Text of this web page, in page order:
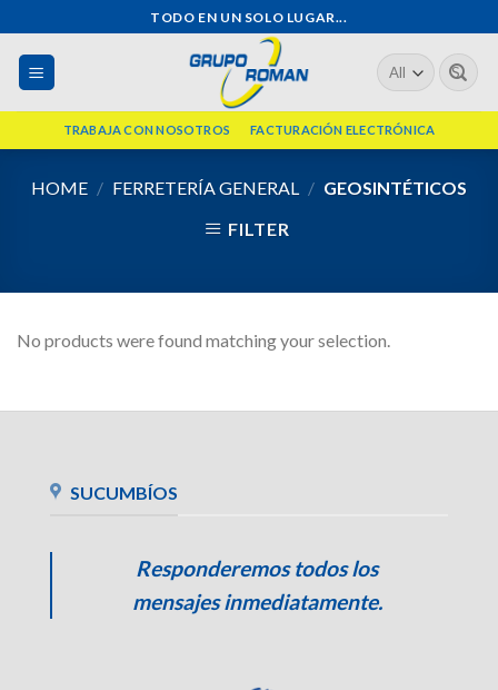
to
content
TODO EN UN SOLO LUGAR...
Search
for:
TRABAJA CON NOSOTROS FACTURACIÓN ELECTRÓNICA
HOME / FERRETERÍA GENERAL / GEOSINTÉTICOS
FILTER
No products were found matching your selection.
SUCUMBÍOS
Responderemos todos los
mensajes inmediatamente.